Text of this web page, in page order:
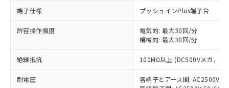
端子仕様 プッシュインPlus端子台
許容操作頻度
電気的: 最大30回/分
機械的: 最大30回/分
絶縁抵抗 100MΩ以上 (DC500Vメガ、点
耐電圧
各端子とアース間: AC2500V
当社制御機器事業取扱商品の中には、
本サービスの対象外となる商品もある
ことをご了承ください。
在庫状況および標準価格照会結果は、
記載している更新日時点での社内デー
タに基づき作成されるものであり、閲
準価格とは異なる場合があることをご
害物質有無と関係のない商品です。
仕入先様の事情により、非含有部品として
いたものが、含有品と判明した場合などや
むを得ず変更することがあります。
*EU RoHS指令（10物質）：
鉛(Pb) 1000ppm以下、 水銀(Hg) 1000ppm以下、 カド
六価クロム(Cr(Ⅵ)) 1000ppm以下、ポリ臭化ビフェニル
基準値以下であることを示します。
「×」：最大均質材料含有率が中国RoHSの
基準値を超えていることを示します。
「－」：未確認です。当社販売部門へお問
当社は、これら貴社製品のうち、外国
為替および外国貿易法に定める商品
（以下｢規制貨物等」という）を輸出
または国外への提供する場合は、日本
国政府の輸出許可(または役務取引許
可)を取得するなどの必要な手続きを